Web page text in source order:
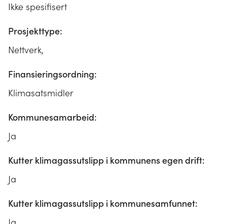
Ikke spesifisert
Prosjekttype:
Nettverk,
Finansieringsordning:
Klimasatsmidler
Kommunesamarbeid:
Ja
Kutter klimagassutslipp i kommunens egen drift:
Ja
Kutter klimagassutslipp i kommunesamfunnet: